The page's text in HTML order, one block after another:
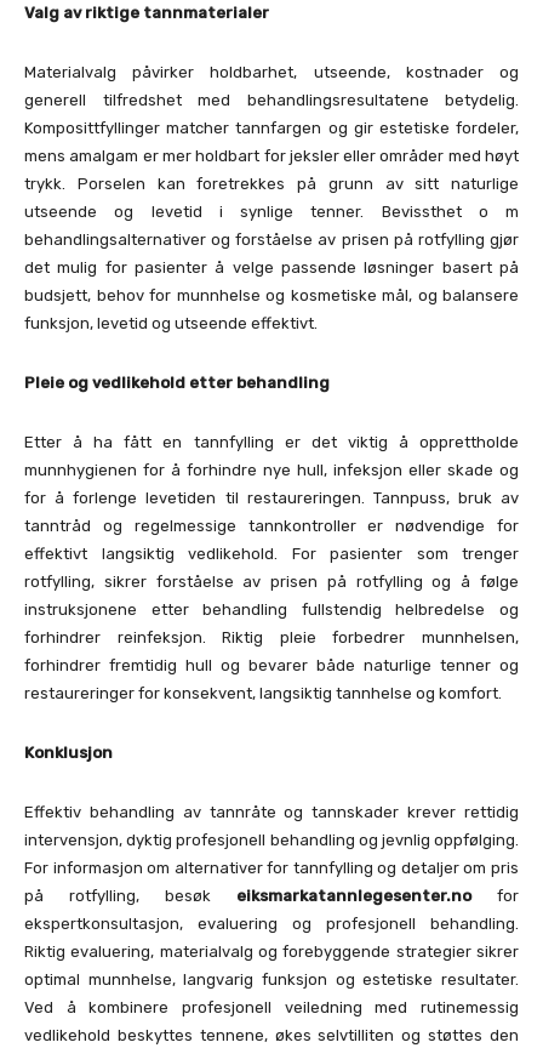
Valg av riktige tannmaterialer
Materialvalg påvirker holdbarhet, utseende, kostnader og
generell tilfredshet med behandlingsresultatene betydelig.
Komposittfyllinger matcher tannfargen og gir estetiske fordeler,
mens amalgam er mer holdbart for jeksler eller områder med høyt
trykk. Porselen kan foretrekkes på grunn av sitt naturlige
utseende og levetid i synlige tenner. Bevissthet o m
behandlingsalternativer og forståelse av prisen på rotfylling gjør
det mulig for pasienter å velge passende løsninger basert på
budsjett, behov for munnhelse og kosmetiske mål, og balansere
funksjon, levetid og utseende effektivt.
Pleie og vedlikehold etter behandling
Etter å ha fått en tannfylling er det viktig å opprettholde
munnhygienen for å forhindre nye hull, infeksjon eller skade og
for å forlenge levetiden til restaureringen. Tannpuss, bruk av
tanntråd og regelmessige tannkontroller er nødvendige for
effektivt langsiktig vedlikehold. For pasienter som trenger
rotfylling, sikrer forståelse av prisen på rotfylling og å følge
instruksjonene etter behandling fullstendig helbredelse og
forhindrer reinfeksjon. Riktig pleie forbedrer munnhelsen,
forhindrer fremtidig hull og bevarer både naturlige tenner og
restaureringer for konsekvent, langsiktig tannhelse og komfort.
Konklusjon
Effektiv behandling av tannråte og tannskader krever rettidig
intervensjon, dyktig profesjonell behandling og jevnlig oppfølging.
For informasjon om alternativer for tannfylling og detaljer om pris
på rotfylling, besøk eiksmarkatannlegesenter.nofor
ekspertkonsultasjon, evaluering og profesjonell behandling.
Riktig evaluering, materialvalg og forebyggende strategier sikrer
optimal munnhelse, langvarig funksjon og estetiske resultater.
Ved å kombinere profesjonell veiledning med rutinemessig
vedlikehold beskyttes tennene, økes selvtilliten og støttes den